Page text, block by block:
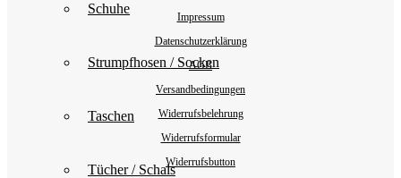
Schuhe
Strumpfhosen / Socken
Taschen
Tücher / Schals
Impressum
Datenschutzerklärung
AGB
Versandbedingungen
Widerrufsbelehrung
Widerrufsformular
Widerrufsbutton